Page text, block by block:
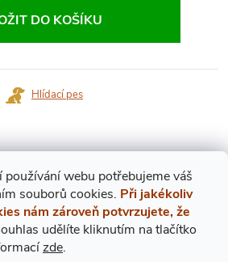
webu potřebujeme váš
souborů cookies. Při jakékoliv
nám zároveň potvrzujete, že
udělíte kliknutím na tlačítko
zde.
DO KOŠÍKU
Hlídací pes
PRODUKTU